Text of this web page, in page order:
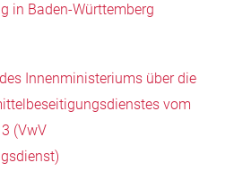
in Baden-Württemberg
Innenministeriums über die
vom
(VwV